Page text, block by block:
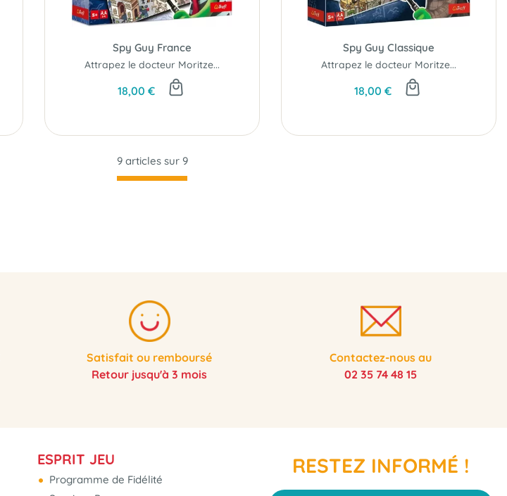
Spy Guy France
Attrapez le docteur Moritze...
18,00 €
Spy Guy Classique
Attrapez le docteur Moritze...
18,00 €
9 articles sur 9
Satisfait ou remboursé
Retour jusqu'à 3 mois
Contactez-nous au
02 35 74 48 15
ESPRIT JEU
Programme de Fidélité
RESTEZ INFORMÉ !